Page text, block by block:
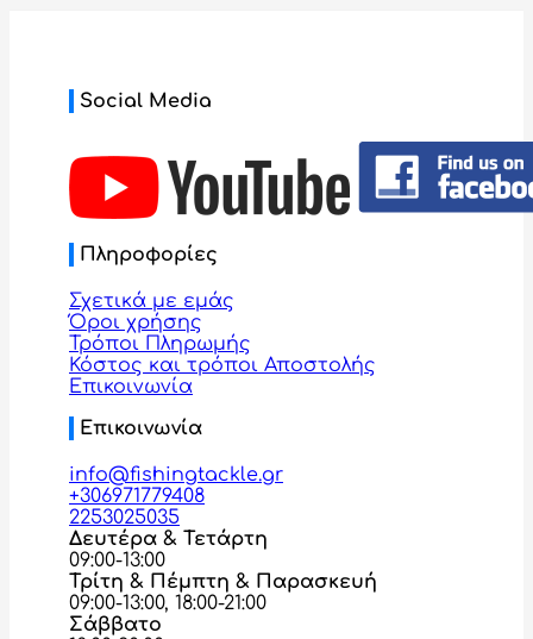
Social Media
Πληροφορίες
Σχετικά με εμάς
Όροι χρήσης
Τρόποι Πληρωμής
Κόστος και τρόποι Αποστολής
Επικοινωνία
Επικοινωνία
info@fishingtackle.gr
+306971779408
2253025035
Δευτέρα & Τετάρτη
09:00-13:00
Τρίτη & Πέμπτη & Παρασκευή
09:00-13:00, 18:00-21:00
Σάββατο